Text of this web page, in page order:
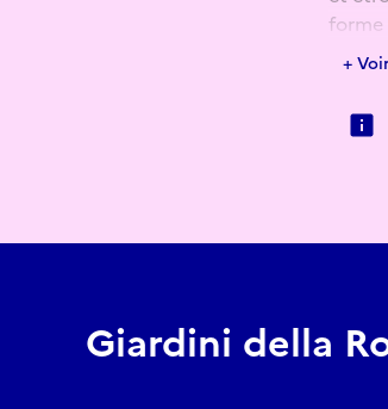
forme
de
+
Giardini della